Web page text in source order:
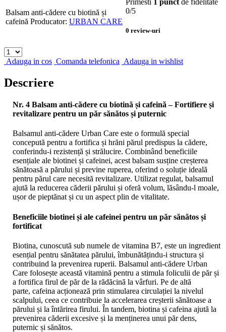
Balsam anti-cădere cu biotină și
cafeină Producator: URBAN CARE
Primesti 1 punct de fidelitate
0/5
0 review-uri
Adauga in cos Comanda telefonica Adauga in wishlist
Descriere
Nr. 4 Balsam anti-cădere cu biotină și cafeină – Fortifiere și
revitalizare pentru un păr sănătos și puternic
Balsamul anti-cădere Urban Care este o formulă special
concepută pentru a fortifica și hrăni părul predispus la cădere,
conferindu-i rezistență și strălucire. Combinând beneficiile
esențiale ale biotinei și cafeinei, acest balsam susține creșterea
sănătoasă a părului și previne ruperea, oferind o soluție ideală
pentru părul care necesită revitalizare. Utilizat regulat, balsamul
ajută la reducerea căderii părului și oferă volum, lăsându-l moale,
ușor de pieptănat și cu un aspect plin de vitalitate.
Beneficiile biotinei și ale cafeinei pentru un păr sănătos și
fortificat
Biotina, cunoscută sub numele de vitamina B7, este un ingredient
esențial pentru sănătatea părului, îmbunătățindu-i structura și
contribuind la prevenirea ruperii. Balsamul anti-cădere Urban
Care folosește această vitamină pentru a stimula foliculii de păr și
a fortifica firul de păr de la rădăcină la vârfuri. Pe de altă
parte, cafeina acționează prin stimularea circulației la nivelul
scalpului, ceea ce contribuie la accelerarea creșterii sănătoase a
părului și la întărirea firului. În tandem, biotina și cafeina ajută la
prevenirea căderii excesive și la menținerea unui păr dens,
puternic și sănătos.